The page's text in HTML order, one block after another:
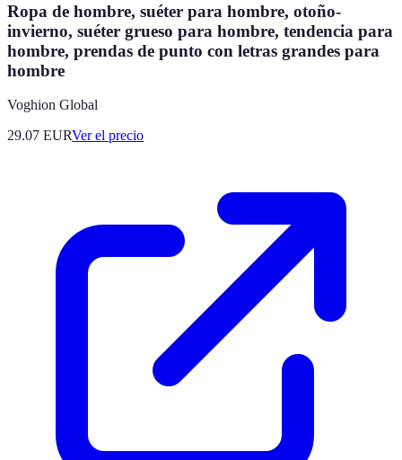
Ropa de hombre, suéter para hombre, otoño-
invierno, suéter grueso para hombre, tendencia para
hombre, prendas de punto con letras grandes para
hombre
Voghion Global
29.07 EURVer el precio